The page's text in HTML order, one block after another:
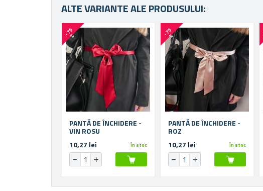
ALTE VARIANTE ALE PRODUSULUI:
-
7
5
%
PANTĂ DE ÎNCHIDERE -
VIN ROSU
10,27 lei
În stoc
-
7
5
%
PANTĂ DE ÎNCHIDERE -
ROZ
10,27 lei
În stoc